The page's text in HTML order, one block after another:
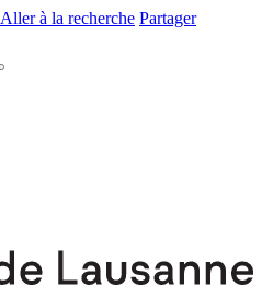
Aller à la recherche Partager